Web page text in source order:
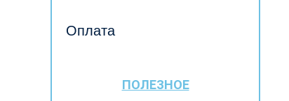
Оплата
ПОЛЕЗНОЕ